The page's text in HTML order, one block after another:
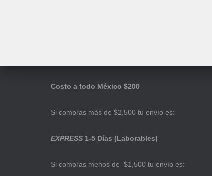
Costo a todo México $200
Si compras más de $2,500 tu envío es:
EXPRESS 1-5 Días (Laborables)
Si compras menos de $1,500 tu envío es: